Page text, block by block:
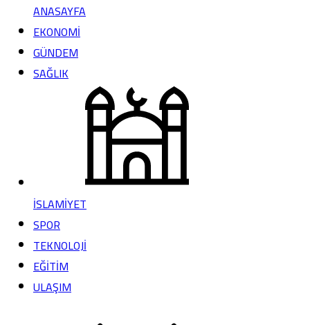
ANASAYFA
EKONOMİ
GÜNDEM
SAĞLIK
İSLAMİYET
SPOR
TEKNOLOJİ
EĞİTİM
ULAŞIM